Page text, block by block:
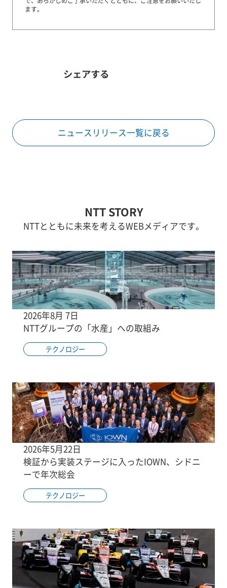
ます。
シェアする
ニュースリリース一覧に戻る
NTT STORY
NTTとともに未来を考えるWEBメディアです。
2026年8月 7日
NTTグループの「水産」への取組み
テクノロジー
2026年5月22日
検証から実装ステージに入ったIOWN、シドニ
ーで年次総会
テクノロジー